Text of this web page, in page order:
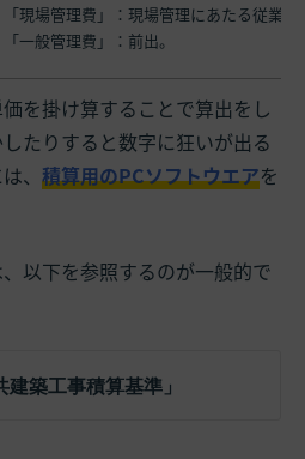
「現場管理費」：現場管理にあたる従業
「一般管理費」：前出。
を掛け算することで算出をし
たりすると数字に狂いが出る
、 積算用のPCソフトウエアを
以下を参照するのが一般的で
築工事積算基準」